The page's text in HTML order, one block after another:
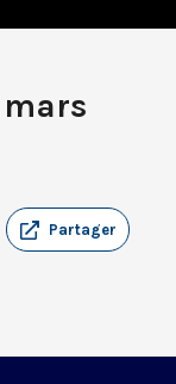
mars
Partager